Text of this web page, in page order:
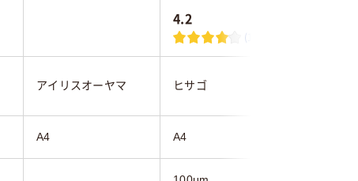
4.2
(17)
アイリスオーヤマ ヒサゴ
A4 A4